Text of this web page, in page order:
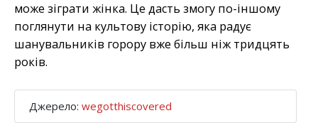
може зіграти жінка. Це дасть змогу по-іншому
поглянути на культову історію, яка радує
шанувальників горору вже більш ніж тридцять
років.
Джерело: wegotthiscovered